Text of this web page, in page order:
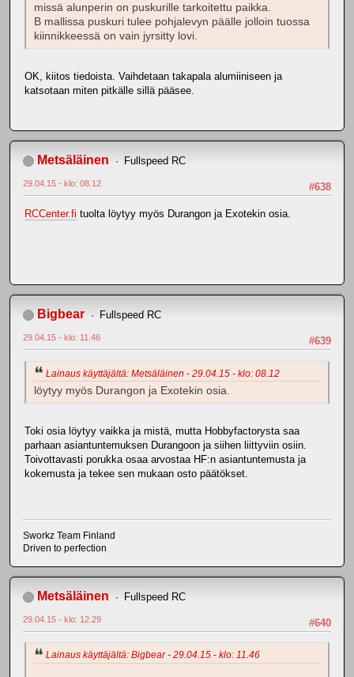
missä alunperin on puskurille tarkoitettu paikka.
B mallissa puskuri tulee pohjalevyn päälle jolloin tuossa
kiinnikkeessä on vain jyrsitty lovi.
OK, kiitos tiedoista. Vaihdetaan takapala alumiiniseen ja
katsotaan miten pitkälle sillä pääsee.
Metsäläinen Fullspeed RC
#638
29.04.15 - klo: 08.12
RCCenter.fi tuolta löytyy myös Durangon ja Exotekin osia.
Bigbear Fullspeed RC
#639
29.04.15 - klo: 11.46
Lainaus käyttäjältä: Metsäläinen - 29.04.15 - klo: 08.12
löytyy myös Durangon ja Exotekin osia.
Toki osia löytyy vaikka ja mistä, mutta Hobbyfactorysta saa
parhaan asiantuntemuksen Durangoon ja siihen liittyviin osiin.
Toivottavasti porukka osaa arvostaa HF:n asiantuntemusta ja
kokemusta ja tekee sen mukaan osto päätökset.
Sworkz Team Finland
Driven to perfection
Metsäläinen Fullspeed RC
#640
29.04.15 - klo: 12.29
Lainaus käyttäjältä: Bigbear - 29.04.15 - klo: 11.46